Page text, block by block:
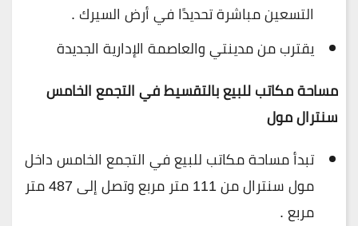
التسعين مباشرة تحديدًا في أرض السيرك .
يقترب من مدينتي والعاصمة الإدارية الجديدة
مساحة مكاتب للبيع بالتقسيط في التجمع الخامس
سنترال مول
تبدأ مساحة مكاتب للبيع في التجمع الخامس داخل
مول سنترال من
111 متر مربع وتصل إلى 487 متر
مربع .